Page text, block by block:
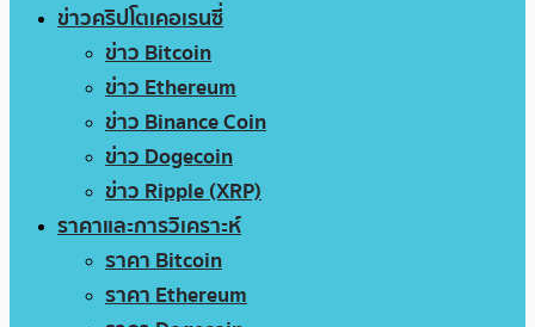
ข่าวคริปโตเคอเรนซี่
ข่าว Bitcoin
ข่าว Ethereum
ข่าว Binance Coin
ข่าว Dogecoin
ข่าว Ripple (XRP)
ราคาและการวิเคราะห์
ราคา Bitcoin
ราคา Ethereum